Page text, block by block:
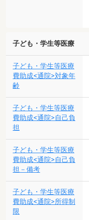
子ども・学生等医療
子ども・学生等医療
費助成<通院>対象年
齢
子ども・学生等医療
費助成<通院>自己負
担
子ども・学生等医療
費助成<通院>自己負
担－備考
子ども・学生等医療
費助成<通院>所得制
限